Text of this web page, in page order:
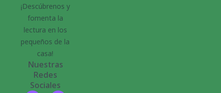
¡Descúbrenos y
fomenta la
lectura en los
pequeños de la
casa!
Nuestras
Redes
Sociales